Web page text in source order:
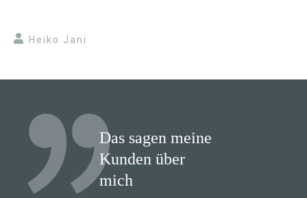
Heiko Jani
Das sagen meine
Kunden über
mich